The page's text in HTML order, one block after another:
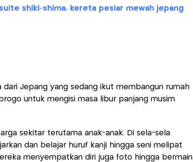
shiki-shima, kereta pesiar mewah jepang
dari Jepang yang sedang ikut membangun rumah
untuk mengisi masa libur panjang musim
sekitar terutama anak-anak. Di sela-sela
dan belajar huruf kanji hingga seni melipat
menyempatkan diri juga foto hingga bermain